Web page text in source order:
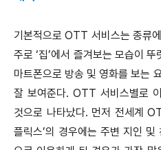
기본적으로 OTT 서비스는 종류
주로 ‘집’에서 즐겨보는 모습이
마트폰으로 방송 및 영화를 보는
잘 보여준다. OTT 서비스별로
것으로 나타났다. 먼저 전세계
플릭스’의 경우에는 주변 지인